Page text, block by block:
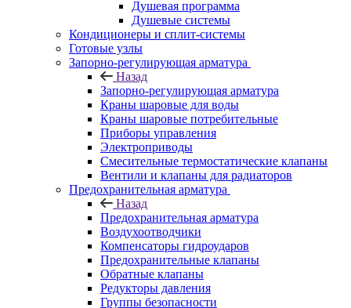
Душевая программа
Душевые системы
Кондиционеры и сплит-системы
Готовые узлы
Запорно-регулирующая арматура
Назад
Запорно-регулирующая арматура
Краны шаровые для воды
Краны шаровые потребительные
Приборы управления
Электроприводы
Смесительные термостатические клапаны
Вентили и клапаны для радиаторов
Предохранительная арматура
Назад
Предохранительная арматура
Воздухоотводчики
Компенсаторы гидроударов
Предохранительные клапаны
Обратные клапаны
Редукторы давления
Группы безопасности